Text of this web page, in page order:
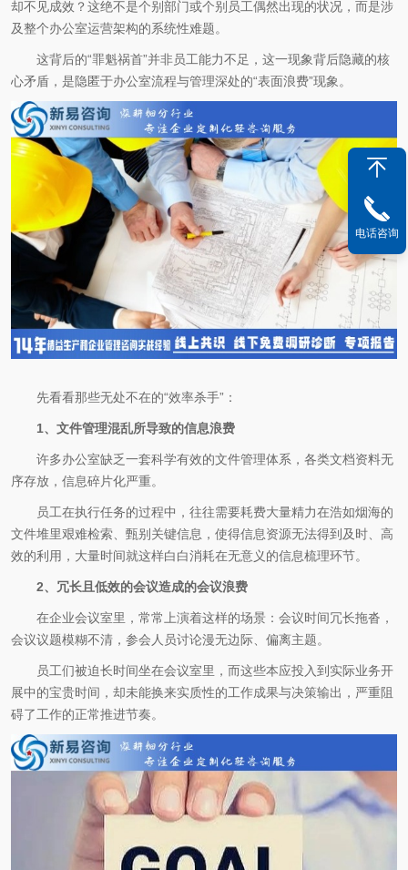
却不见成效？这绝不是个别部门或个别员工偶然出现的状况，而是涉
及整个办公室运营架构的系统性难题。
这背后的“罪魁祸首”并非员工能力不足，这一现象背后隐藏的核
心矛盾，是隐匿于办公室流程与管理深处的“表面浪费”现象。
先看看那些无处不在的“效率杀手”：
1、文件管理混乱所导致的信息浪费
许多办公室缺乏一套科学有效的文件管理体系，各类文档资料无
序存放，信息碎片化严重。
员工在执行任务的过程中，往往需要耗费大量精力在浩如烟海的
文件堆里艰难检索、甄别关键信息，使得信息资源无法得到及时、高
效的利用，大量时间就这样白白消耗在无意义的信息梳理环节。
2、冗长且低效的会议造成的会议浪费
在企业会议室里，常常上演着这样的场景：会议时间冗长拖沓，
会议议题模糊不清，参会人员讨论漫无边际、偏离主题。
员工们被迫长时间坐在会议室里，而这些本应投入到实际业务开
展中的宝贵时间，却未能换来实质性的工作成果与决策输出，严重阻
碍了工作的正常推进节奏。
电话咨询